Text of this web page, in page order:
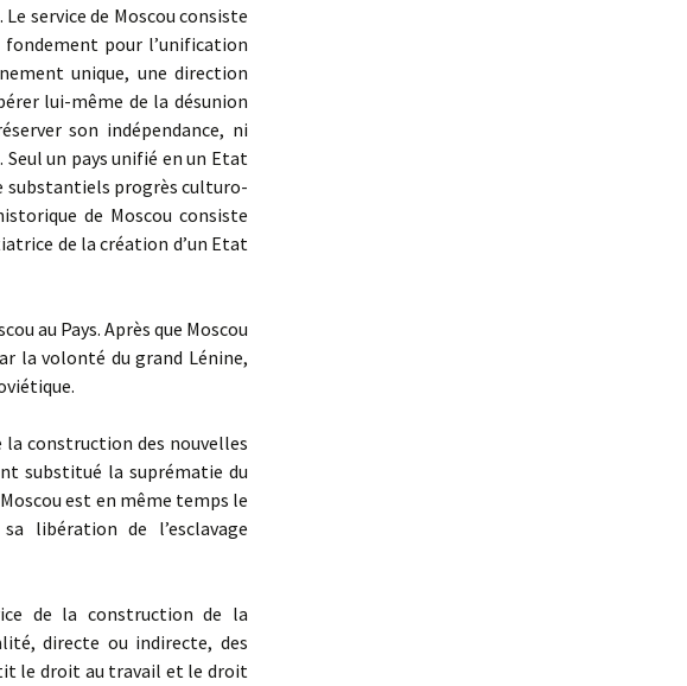
service de Moscou consiste
pour l’unification
unique, une direction
lui-même de la désunion
son indépendance, ni
un pays unifié en un Etat
substantiels progrès culturo-
de Moscou consiste
de la création d’un Etat
au Pays. Après que Moscou
la volonté du grand Lénine,
construction des nouvelles
substitué la suprématie du
est en même temps le
libération de l’esclavage
de la construction de la
directe ou indirecte, des
le droit au travail et le droit